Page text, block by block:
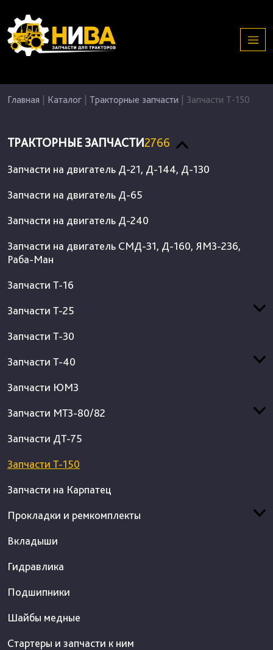
Главная Каталог Тракторные запчасти Запчасти Т-150
ТРАКТОРНЫЕ ЗАПЧАСТИ2766
Запчасти на двигатель Д-21, Д-144, Д-130
Запчасти на двигатель Д-65
Запчасти на двигатель Д-240
Запчасти на двигатель СМД-31, Д-160, ЯМЗ-236,
Раба-Ман
Запчасти Т-16
Запчасти Т-25
Запчасти Т-30
Запчасти Т-40
Запчасти ЮМЗ
Запчасти МТЗ-80/82
Запчасти ДТ-75
Запчасти Т-150
Запчасти на Карпатец
Прокладки и ремкомплекты
Вкладыши
Гидравлика
Подшипники
Шайбы медные
Стартеры и запчасти к ним